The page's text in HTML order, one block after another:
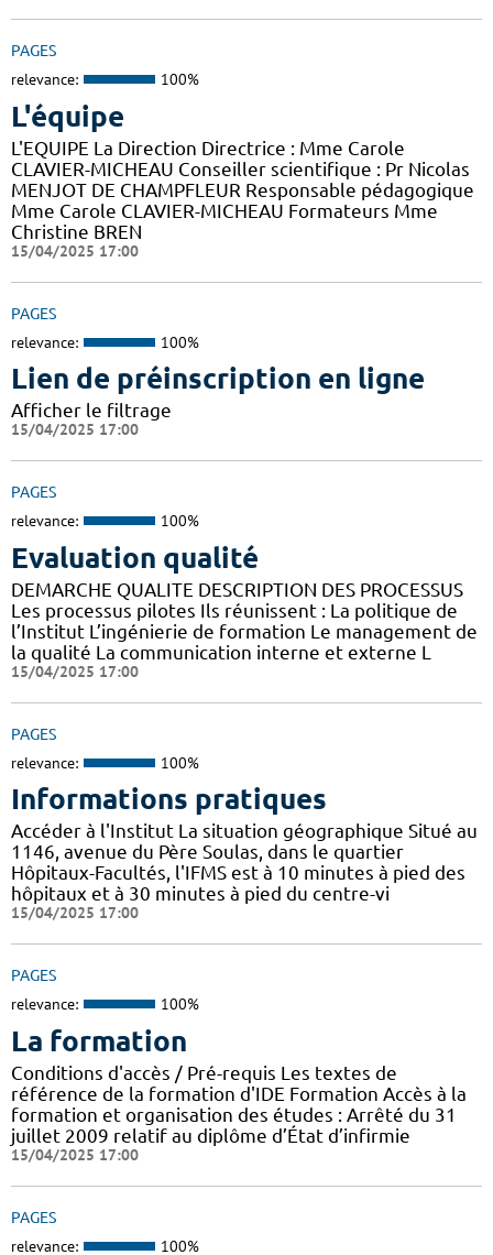
PAGES
relevance: 100%
L'équipe
L'EQUIPE La Direction Directrice : Mme Carole
CLAVIER-MICHEAU Conseiller scientifique : Pr Nicolas
MENJOT DE CHAMPFLEUR Responsable pédagogique
Mme Carole CLAVIER-MICHEAU Formateurs Mme
Christine BREN
15/04/2025 17:00
PAGES
relevance: 100%
Lien de préinscription en ligne
Afficher le filtrage
15/04/2025 17:00
PAGES
relevance: 100%
Evaluation qualité
DEMARCHE QUALITE DESCRIPTION DES PROCESSUS
Les processus pilotes Ils réunissent : La politique de
l’Institut L’ingénierie de formation Le management de
la qualité La communication interne et externe L
15/04/2025 17:00
PAGES
relevance: 100%
Informations pratiques
Accéder à l'Institut La situation géographique Situé au
1146, avenue du Père Soulas, dans le quartier
Hôpitaux-Facultés, l'IFMS est à 10 minutes à pied des
hôpitaux et à 30 minutes à pied du centre-vi
15/04/2025 17:00
PAGES
relevance: 100%
La formation
Conditions d'accès / Pré-requis Les textes de
référence de la formation d'IDE Formation Accès à la
formation et organisation des études : Arrêté du 31
juillet 2009 relatif au diplôme d’État d’infirmie
15/04/2025 17:00
PAGES
relevance: 100%